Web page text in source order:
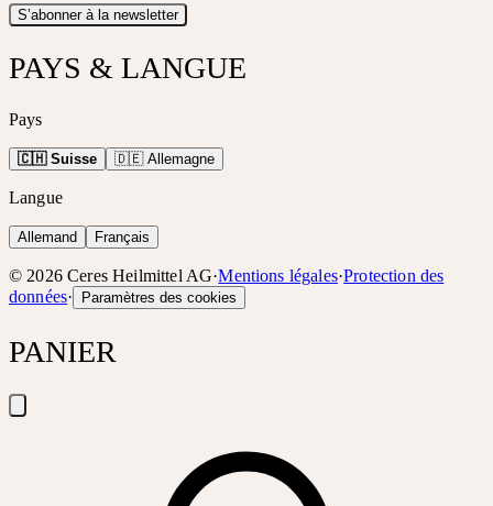
S’abonner à la newsletter
PAYS & LANGUE
Pays
🇨🇭 Suisse 🇩🇪 Allemagne
Langue
Allemand Français
©2026 Ceres Heilmittel AG·Mentions légales·Protection des
données· Paramètres des cookies
PANIER